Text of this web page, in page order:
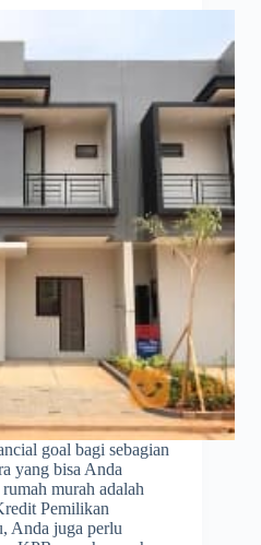
goal bagi sebagian
yang bisa Anda
murah adalah
Pemilikan
Anda juga perlu